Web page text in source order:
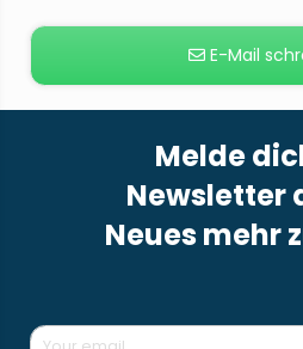
E-Mail
Melde
Newsletter
Neues mehr